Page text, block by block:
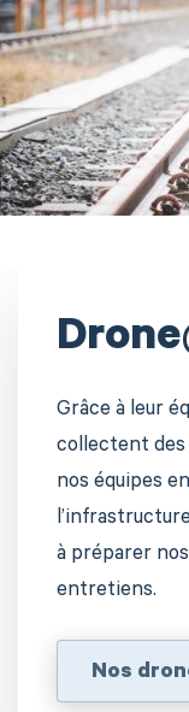
Grâce à leur
collectent
nos équipes
à préparer
entretiens.
Nos